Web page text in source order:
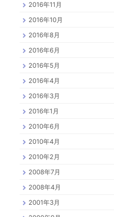
2016年11月
2016年10月
2016年8月
2016年6月
2016年5月
2016年4月
2016年3月
2016年1月
2010年6月
2010年4月
2010年2月
2008年7月
2008年4月
2001年3月